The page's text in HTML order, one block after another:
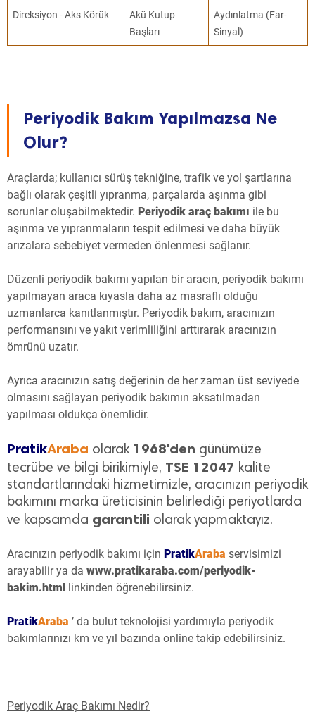
Direksiyon - Aks Körük
Akü Kutup
Başları
Aydınlatma (Far-
Sinyal)
Periyodik Bakım Yapılmazsa Ne
Olur?
Araçlarda; kullanıcı sürüş tekniğine, trafik ve yol şartlarına
bağlı olarak çeşitli yıpranma, parçalarda aşınma gibi
sorunlar oluşabilmektedir. Periyodik araç bakımı ile bu
aşınma ve yıpranmaların tespit edilmesi ve daha büyük
arızalara sebebiyet vermeden önlenmesi sağlanır.
Düzenli periyodik bakımı yapılan bir aracın, periyodik bakımı
yapılmayan araca kıyasla daha az masraflı olduğu
uzmanlarca kanıtlanmıştır. Periyodik bakım, aracınızın
performansını ve yakıt verimliliğini arttırarak aracınızın
ömrünü uzatır.
Ayrıca aracınızın satış değerinin de her zaman üst seviyede
olmasını sağlayan periyodik bakımın aksatılmadan
yapılması oldukça önemlidir.
PratikAraba olarak 1968'den günümüze
tecrübe ve bilgi birikimiyle, TSE 12047 kalite
standartlarındaki hizmetimizle, aracınızın periyodik
bakımını marka üreticisinin belirlediği periyotlarda
ve kapsamda garantili olarak yapmaktayız.
Aracınızın periyodik bakımı için PratikAraba servisimizi
arayabilir ya da www.pratikaraba.com/periyodik-
bakim.html linkinden öğrenebilirsiniz.
PratikAraba ’ da bulut teknolojisi yardımıyla periyodik
bakımlarınızı km ve yıl bazında online takip edebilirsiniz.
Periyodik Araç Bakımı Nedir?